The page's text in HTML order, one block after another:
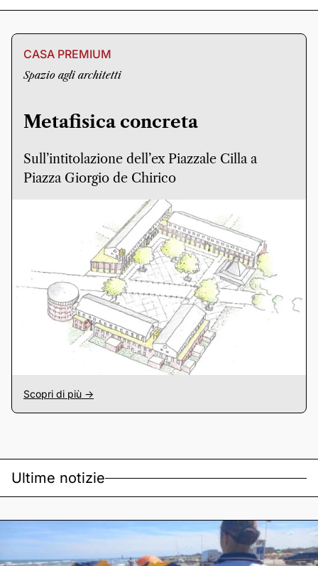
CASA PREMIUM
Spazio agli architetti
Metafisica concreta
Sull’intitolazione dell’ex Piazzale Cilla a
Piazza Giorgio de Chirico
Scopri di più ->
Ultime notizie